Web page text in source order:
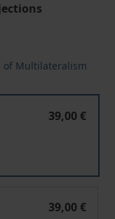
of Multilateralism
39,00 €
39,00 €